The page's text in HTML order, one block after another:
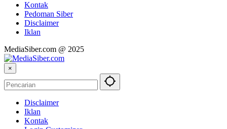
Kontak
Pedoman Siber
Disclaimer
Iklan
MediaSiber.com @ 2025
×
Disclaimer
Iklan
Kontak